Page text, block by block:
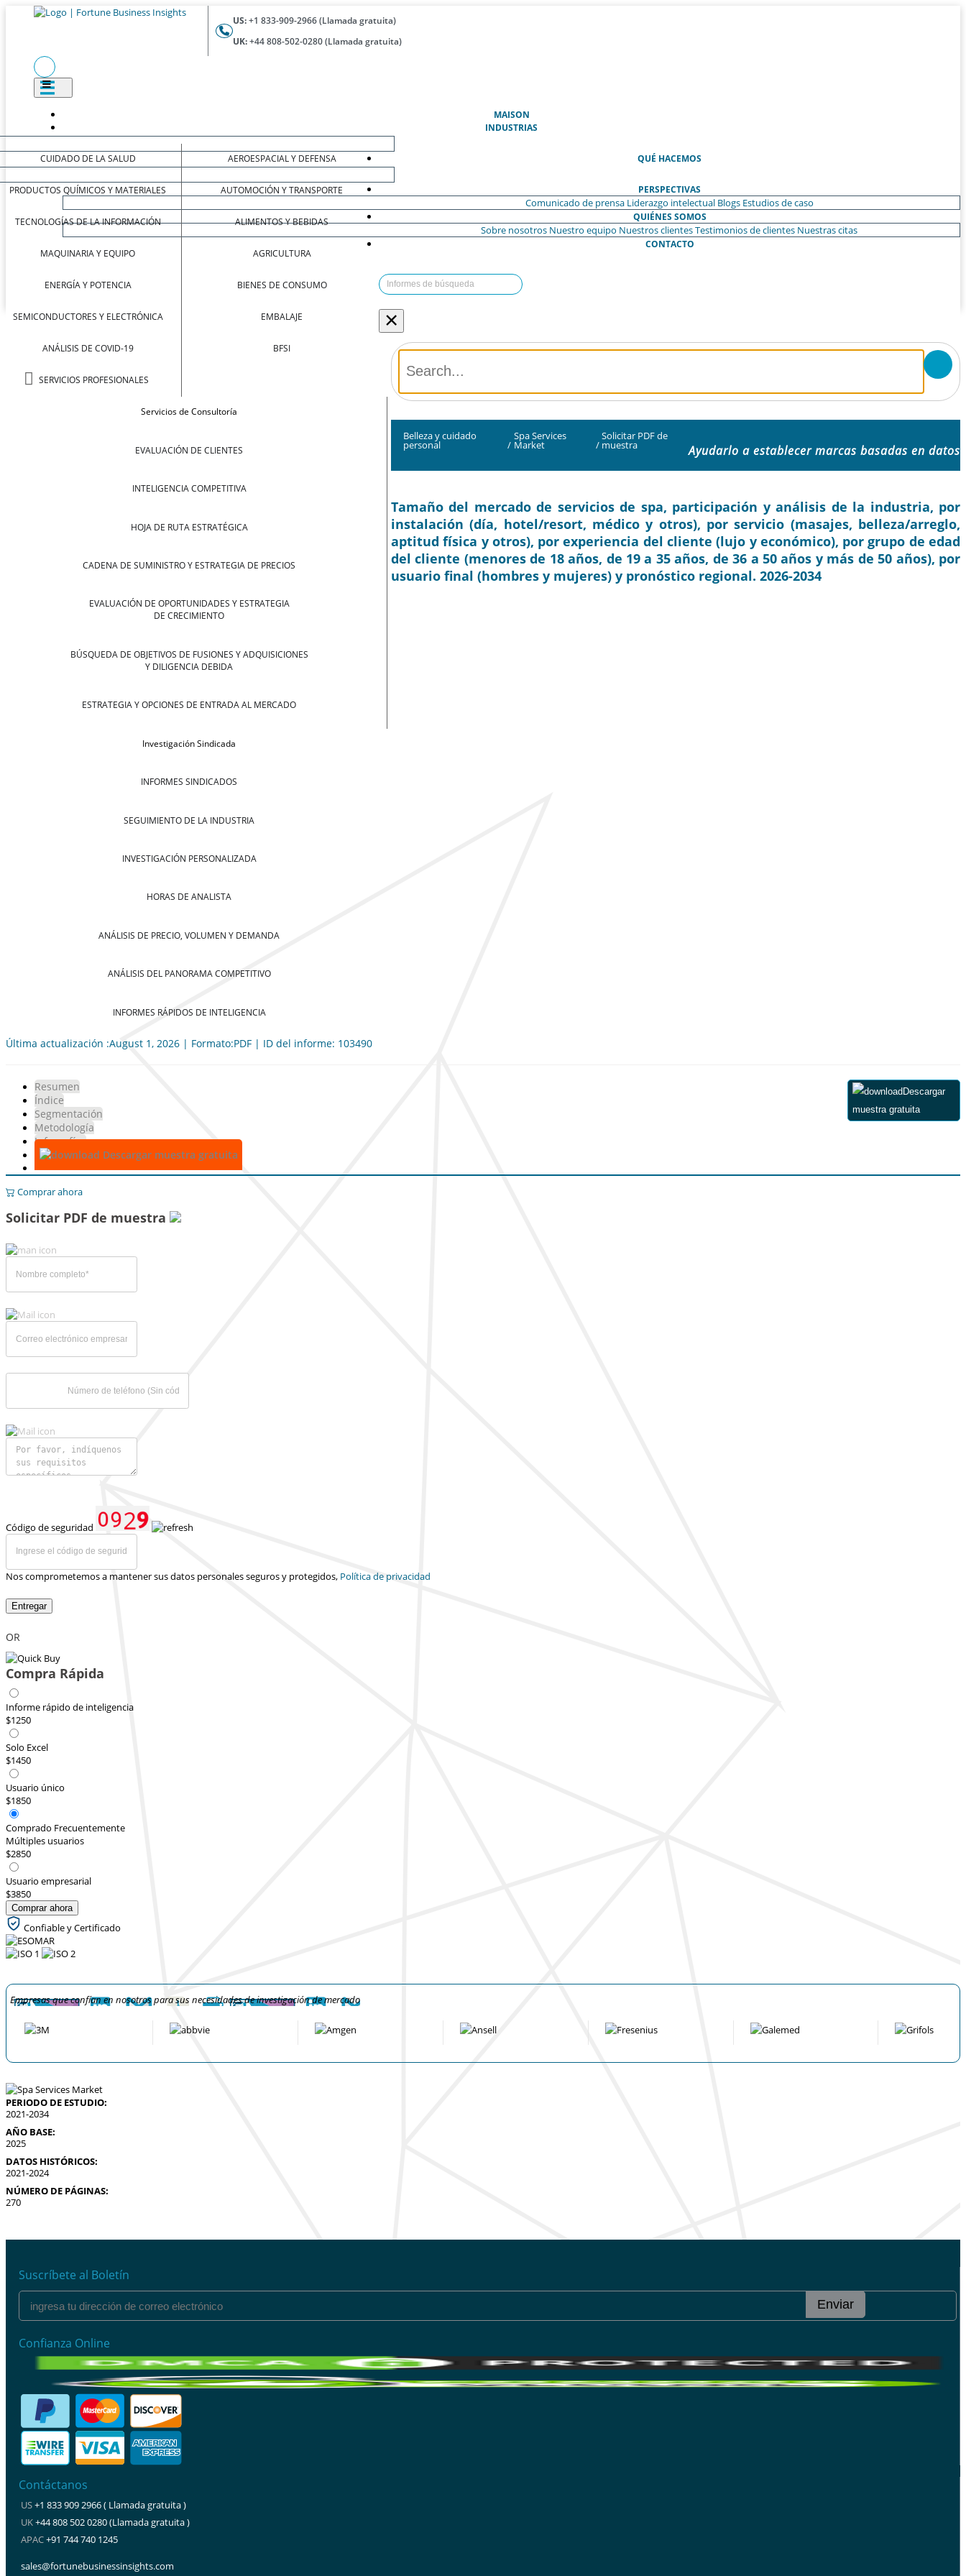
US:+1 833-909-2966 (Llamada gratuita)
UK:+44 808-502-0280 (Llamada gratuita)
MAISON(ACTUAL)
INDUSTRIAS
CUIDADO DE LA SALUD
PRODUCTOS QUÍMICOS Y MATERIALES
TECNOLOGÍAS DE LA INFORMACIÓN
MAQUINARIA Y EQUIPO
ENERGÍA Y POTENCIA
SEMICONDUCTORES Y ELECTRÓNICA
ANÁLISIS DE COVID-19
SERVICIOS PROFESIONALES
AEROESPACIAL Y DEFENSA
AUTOMOCIÓN Y TRANSPORTE
ALIMENTOS Y BEBIDAS
AGRICULTURA
BIENES DE CONSUMO
EMBALAJE
BFSI
QUÉ HACEMOS
Servicios de Consultoría
EVALUACIÓN DE CLIENTES
INTELIGENCIA COMPETITIVA
HOJA DE RUTA ESTRATÉGICA
CADENA DE SUMINISTRO Y ESTRATEGIA DE PRECIOS
EVALUACIÓN DE OPORTUNIDADES Y ESTRATEGIA
DE CRECIMIENTO
BÚSQUEDA DE OBJETIVOS DE FUSIONES Y ADQUISICIONES
Y DILIGENCIA DEBIDA
ESTRATEGIA Y OPCIONES DE ENTRADA AL MERCADO
Investigación Sindicada
INFORMES SINDICADOS
SEGUIMIENTO DE LA INDUSTRIA
INVESTIGACIÓN PERSONALIZADA
HORAS DE ANALISTA
ANÁLISIS DE PRECIO, VOLUMEN Y DEMANDA
ANÁLISIS DEL PANORAMA COMPETITIVO
INFORMES RÁPIDOS DE INTELIGENCIA
PERSPECTIVAS
Comunicado de prensa Liderazgo intelectual Blogs Estudios de caso
QUIÉNES SOMOS
Sobre nosotros Nuestro equipo Nuestros clientesTestimonios de clientes Nuestras citas
CONTACTO
×
Belleza y cuidado
personal /
Spa Services
Market /
Solicitar PDF de
muestra Ayudarlo a establecer marcas basadas en datos
Tamaño del mercado de servicios de spa, participación y análisis de la industria, por
instalación (día, hotel/resort, médico y otros), por servicio (masajes, belleza/arreglo,
aptitud física y otros), por experiencia del cliente (lujo y económico), por grupo de edad
del cliente (menores de 18 años, de 19 a 35 años, de 36 a 50 años y más de 50 años), por
usuario final (hombres y mujeres) y pronóstico regional. 2026-2034
Última actualización :August 1, 2026 | Formato:PDF | ID del informe: 103490
Resumen
Índice
Segmentación
Metodología
Infografías
Descargar muestra gratuita
Descargar
muestra gratuita
Comprar ahora
Solicitar PDF de muestra
Código de seguridad
Nos comprometemos a mantener sus datos personales seguros y protegidos, Política de privacidad
Entregar
OR
Compra Rápida
Informe rápido de inteligencia
$1250
Solo Excel
$1450
Usuario único
$1850
Comprado Frecuentemente
Múltiples usuarios
$2850
Usuario empresarial
$3850
Comprar ahora
Confiable y Certificado
Empresas que confían en nosotros para sus necesidades de investigación de mercado
PERIODO DE ESTUDIO:
2021-2034
AÑO BASE:
2025
DATOS HISTÓRICOS:
2021-2024
NÚMERO DE PÁGINAS:
270
Suscríbete al Boletín
Enviar
Confianza Online
Contáctanos
US+1 833 909 2966 ( Llamada gratuita )
UK+44 808 502 0280 (Llamada gratuita )
APAC+91 744 740 1245
sales@fortunebusinessinsights.com